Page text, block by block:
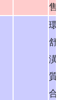
售
環
舒
潢
質
合